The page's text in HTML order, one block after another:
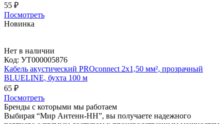
55 ₽
Посмотреть
Новинка
Нет в наличии
Код: УТ000005876
Кабель акустический PROconnect 2х1,50 мм², прозрачный
BLUELINE, бухта 100 м
65 ₽
Посмотреть
Бренды с которыми мы работаем
Выбирая “Мир Антенн-НН”, вы получаете надежного